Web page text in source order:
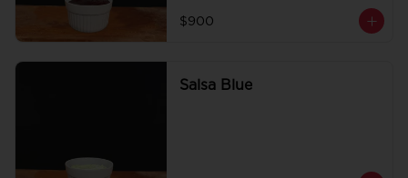
$900
Salsa Blue